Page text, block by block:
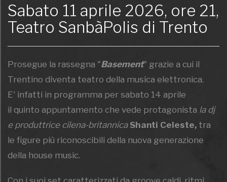
Sabato 11 aprile 2026, ore 21,
Teatro SanbàPolis di Trento
Prosegue la rassegna "Basement" grazie a cui il
Trentino diventa teatro della musica elettronica.
E' infatti in programma per sabato 14 aprile
il quinto appuntamento che vede protagonista la dj
e produttrice cilena-britannica Shanti Celeste, tra
le figure più riconoscibili della nuova generazione
della house music.